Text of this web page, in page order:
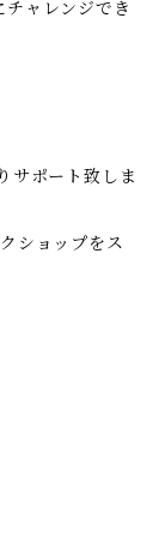
ャレンジでき
サポート致しま
ショップをス